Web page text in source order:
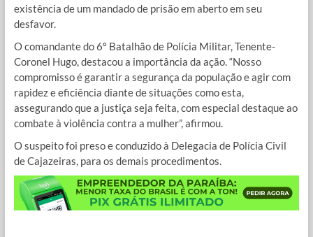
existência de um mandado de prisão em aberto em seu
desfavor.
O comandante do 6º Batalhão de Polícia Militar, Tenente-
Coronel Hugo, destacou a importância da ação. “Nosso
compromisso é garantir a segurança da população e agir com
rapidez e eficiência diante de situações como esta,
assegurando que a justiça seja feita, com especial destaque ao
combate à violência contra a mulher”, afirmou.
O suspeito foi preso e conduzido à Delegacia de Polícia Civil
de Cajazeiras, para os demais procedimentos.